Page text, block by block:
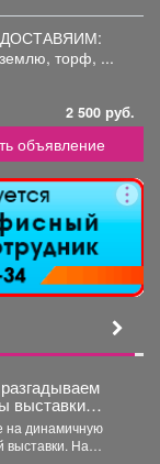
торф, ...
2 500 руб.
объявление
выставки
Тамара
на динамичную
На